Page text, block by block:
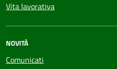
Vita lavorativa
NOVITÀ
Comunicati